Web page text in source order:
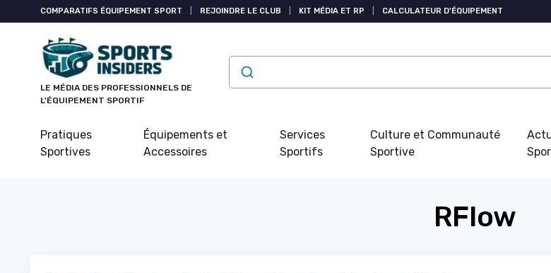
COMPARATIFS ÉQUIPEMENT SPORT REJOINDRE LE CLUB KIT MÉDIA ET RP CALCULATEUR D'ÉQUIPEMENT
LE MÉDIA DES PROFESSIONNELS DE
L'ÉQUIPEMENT SPORTIF
Pratiques
Sportives
Équipements et
Accessoires
Services
Sportifs
Culture et Communauté
Sportive
RFlow
Panneau de gestion des cookies